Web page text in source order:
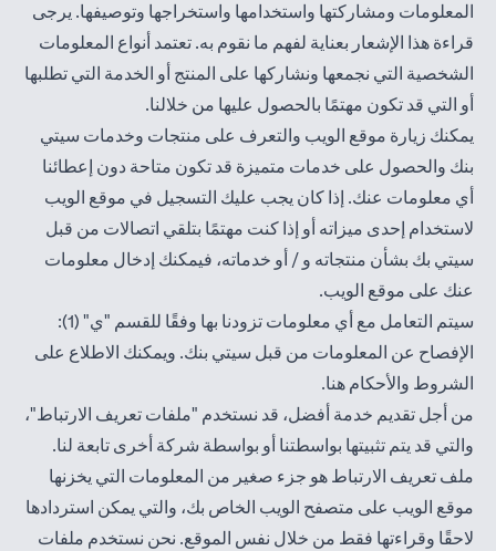
المعلومات ومشاركتها واستخدامها واستخراجها وتوصيفها. يرجى
قراءة هذا الإشعار بعناية لفهم ما نقوم به. تعتمد أنواع المعلومات
الشخصية التي نجمعها ونشاركها على المنتج أو الخدمة التي تطلبها
أو التي قد تكون مهتمًا بالحصول عليها من خلالنا.
يمكنك زيارة موقع الويب والتعرف على منتجات وخدمات سيتي
بنك والحصول على خدمات متميزة قد تكون متاحة دون إعطائنا
أي معلومات عنك. إذا كان يجب عليك التسجيل في موقع الويب
لاستخدام إحدى ميزاته أو إذا كنت مهتمًا بتلقي اتصالات من قبل
سيتي بك بشأن منتجاته و / أو خدماته، فيمكنك إدخال معلومات
عنك على موقع الويب.
سيتم التعامل مع أي معلومات تزودنا بها وفقًا للقسم "ي" (1):
الإفصاح عن المعلومات من قبل سيتي بنك. ويمكنك الاطلاع على
الشروط والأحكام هناopens in a new tab.
من أجل تقديم خدمة أفضل، قد نستخدم "ملفات تعريف الارتباط"،
والتي قد يتم تثبيتها بواسطتنا أو بواسطة شركة أخرى تابعة لنا.
ملف تعريف الارتباط هو جزء صغير من المعلومات التي يخزنها
موقع الويب على متصفح الويب الخاص بك، والتي يمكن استردادها
لاحقًا وقراءتها فقط من خلال نفس الموقع. نحن نستخدم ملفات